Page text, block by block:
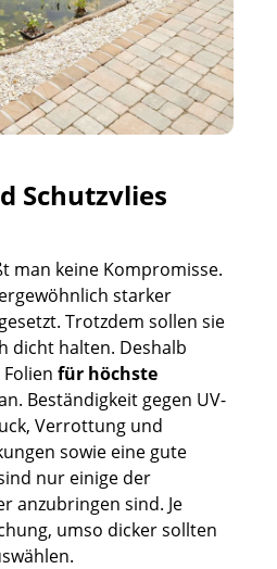
Schutzvlies
man keine Kompromisse.
starker
Trotzdem sollen sie
dicht halten. Deshalb
für höchste
Beständigkeit gegen UV-
Verrottung und
sowie eine gute
nur einige der
anzubringen sind. Je
umso dicker sollten